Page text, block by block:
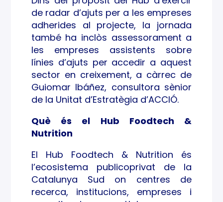
de radar d’ajuts per a les empreses
adherides al projecte, la jornada
també ha inclòs assessorament a
les empreses assistents sobre
línies d’ajuts per accedir a aquest
sector en creixement, a càrrec de
Guiomar Ibáñez, consultora sènior
de la Unitat d’Estratègia d’ACCIÓ.
Què és el Hub Foodtech &
Nutrition
El Hub Foodtech & Nutrition és
l’ecosistema publicoprivat de la
Catalunya Sud on centres de
recerca, institucions, empreses i